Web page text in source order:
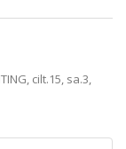
cilt.15, sa.3,